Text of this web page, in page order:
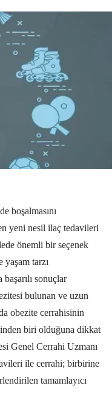
boşalmasını
yeni nesil ilaç tedavileri
önemli bir seçenek
tarzı
sonuçlar
bulunan ve uzun
obezite cerrahisinin
biri olduğuna dikkat
Genel Cerrahi Uzmanı
ile cerrahi; birbirine
tamamlayıcı